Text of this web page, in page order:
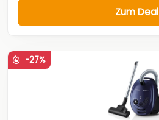
Zum Deal
-27%